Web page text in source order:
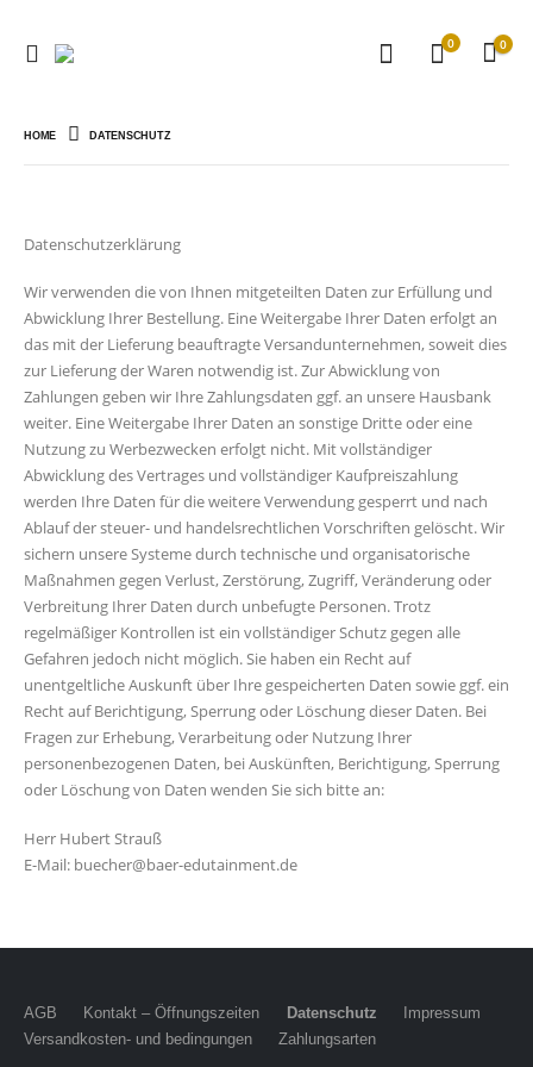
0 0
HOME DATENSCHUTZ
Datenschutzerklärung
Wir verwenden die von Ihnen mitgeteilten Daten zur Erfüllung und
Abwicklung Ihrer Bestellung. Eine Weitergabe Ihrer Daten erfolgt an
das mit der Lieferung beauftragte Versandunternehmen, soweit dies
zur Lieferung der Waren notwendig ist. Zur Abwicklung von
Zahlungen geben wir Ihre Zahlungsdaten ggf. an unsere Hausbank
weiter. Eine Weitergabe Ihrer Daten an sonstige Dritte oder eine
Nutzung zu Werbezwecken erfolgt nicht. Mit vollständiger
Abwicklung des Vertrages und vollständiger Kaufpreiszahlung
werden Ihre Daten für die weitere Verwendung gesperrt und nach
Ablauf der steuer- und handelsrechtlichen Vorschriften gelöscht. Wir
sichern unsere Systeme durch technische und organisatorische
Maßnahmen gegen Verlust, Zerstörung, Zugriff, Veränderung oder
Verbreitung Ihrer Daten durch unbefugte Personen. Trotz
regelmäßiger Kontrollen ist ein vollständiger Schutz gegen alle
Gefahren jedoch nicht möglich. Sie haben ein Recht auf
unentgeltliche Auskunft über Ihre gespeicherten Daten sowie ggf. ein
Recht auf Berichtigung, Sperrung oder Löschung dieser Daten. Bei
Fragen zur Erhebung, Verarbeitung oder Nutzung Ihrer
personenbezogenen Daten, bei Auskünften, Berichtigung, Sperrung
oder Löschung von Daten wenden Sie sich bitte an:
Herr Hubert Strauß
E-Mail: buecher@baer-edutainment.de
AGB Kontakt – Öffnungszeiten Datenschutz
Impressum
Versandkosten- und bedingungen
Zahlungsarten